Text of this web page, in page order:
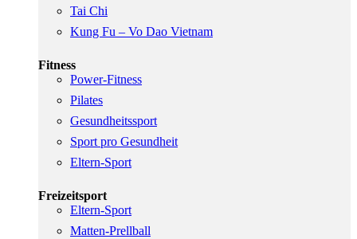
Tai Chi
Kung Fu – Vo Dao Vietnam
Fitness
Power-Fitness
Pilates
Gesundheitssport
Sport pro Gesundheit
Eltern-Sport
Freizeitsport
Eltern-Sport
Matten-Prellball